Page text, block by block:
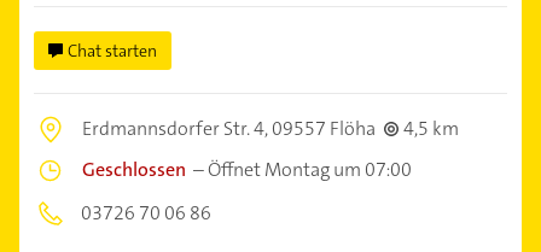
Chat starten
Erdmannsdorfer Str. 4,09557 Flöha
4,5 km
Geschlossen –Öffnet Montag um 07:00
03726 70 06 86